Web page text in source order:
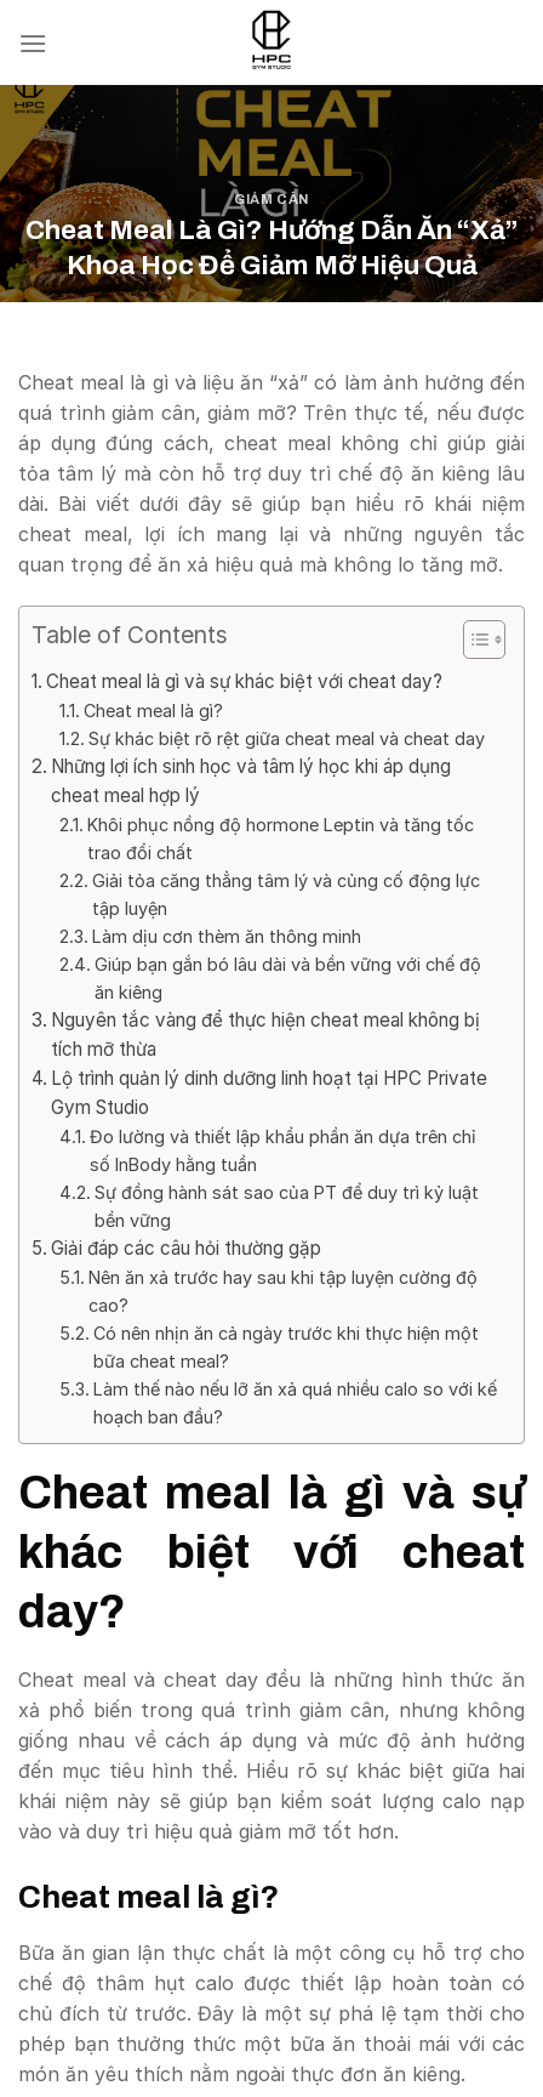
GIẢM CÂN
Cheat Meal Là Gì? Hướng Dẫn Ăn “Xả”
Khoa Học Để Giảm Mỡ Hiệu Quả
Cheat meal là gì và liệu ăn “xả” có làm ảnh hưởng đến
quá trình giảm cân, giảm mỡ? Trên thực tế, nếu được
áp dụng đúng cách, cheat meal không chỉ giúp giải
tỏa tâm lý mà còn hỗ trợ duy trì chế độ ăn kiêng lâu
dài. Bài viết dưới đây sẽ giúp bạn hiểu rõ khái niệm
cheat meal, lợi ích mang lại và những nguyên tắc
quan trọng để ăn xả hiệu quả mà không lo tăng mỡ.
Table of Contents
Cheat meal là gì và sự khác biệt với cheat day?
Cheat meal là gì?
Sự khác biệt rõ rệt giữa cheat meal và cheat day
Những lợi ích sinh học và tâm lý học khi áp dụng
cheat meal hợp lý
Khôi phục nồng độ hormone Leptin và tăng tốc
trao đổi chất
Giải tỏa căng thẳng tâm lý và củng cố động lực
tập luyện
Làm dịu cơn thèm ăn thông minh
Giúp bạn gắn bó lâu dài và bền vững với chế độ
ăn kiêng
Nguyên tắc vàng để thực hiện cheat meal không bị
tích mỡ thừa
Lộ trình quản lý dinh dưỡng linh hoạt tại HPC Private
Gym Studio
Đo lường và thiết lập khẩu phần ăn dựa trên chỉ
số InBody hằng tuần
Sự đồng hành sát sao của PT để duy trì kỷ luật
bền vững
Giải đáp các câu hỏi thường gặp
Nên ăn xả trước hay sau khi tập luyện cường độ
cao?
Có nên nhịn ăn cả ngày trước khi thực hiện một
bữa cheat meal?
Làm thế nào nếu lỡ ăn xả quá nhiều calo so với kế
hoạch ban đầu?
Cheat meal là gì và sự
khác biệt với cheat
day?
Cheat meal và cheat day đều là những hình thức ăn
xả phổ biến trong quá trình giảm cân, nhưng không
giống nhau về cách áp dụng và mức độ ảnh hưởng
đến mục tiêu hình thể. Hiểu rõ sự khác biệt giữa hai
khái niệm này sẽ giúp bạn kiểm soát lượng calo nạp
vào và duy trì hiệu quả giảm mỡ tốt hơn.
Cheat meal là gì?
Bữa ăn gian lận thực chất là một công cụ hỗ trợ cho
chế độ thâm hụt calo được thiết lập hoàn toàn có
chủ đích từ trước. Đây là một sự phá lệ tạm thời cho
phép bạn thưởng thức một bữa ăn thoải mái với các
món ăn yêu thích nằm ngoài thực đơn ăn kiêng.